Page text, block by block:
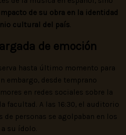
de su obra en la identidad
cultural del país.
de emoción
hasta último momento para
embargo, desde temprano
en redes sociales sobre la
facultad. A las 16:30, el auditorio
de personas se agolpaban en los
su ídolo.